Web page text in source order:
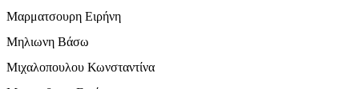
Μαρματσουρη Ειρήνη
Μηλιωνη Βάσω
Μιχαλοπουλου Κωνσταντίνα